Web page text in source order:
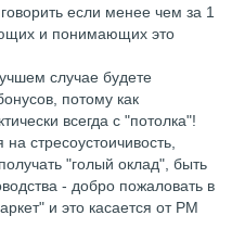
если менее чем за 1
и понимающих это
случае будете
потому как
всегда с "потолка"!
стресоустоичивость,
"голый оклад", быть
- добро пожаловать в
и это касается от РМ